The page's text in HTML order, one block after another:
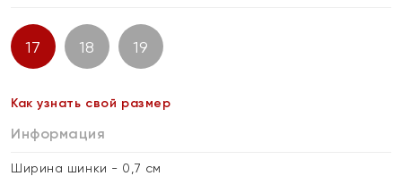
17 18 19
Как узнать свой размер
Информация
Ширина шинки - 0,7 см